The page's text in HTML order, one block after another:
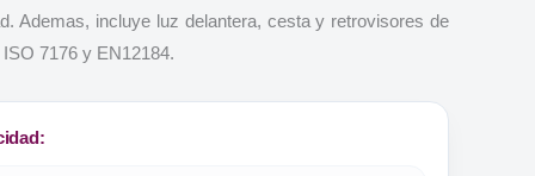
Ademas, incluye luz delantera, cesta y retrovisores de
7176 y EN12184.